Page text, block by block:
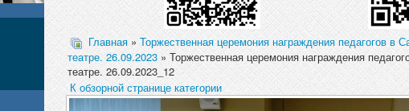
Главная»Торжественная церемония награждения педагогов в
театре. 26.09.2023» Торжественная церемония награждения
театре. 26.09.2023_12
К обзорной странице категории